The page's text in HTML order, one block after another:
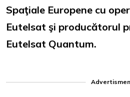
Spaţiale Europene cu
Eutelsat şi producătorul
Eutelsat Quantum.